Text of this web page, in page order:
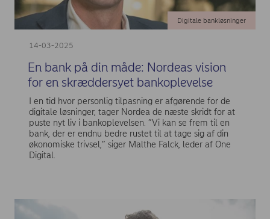
14-03-2025
Digitale bankløsninger
En bank på din måde: Nordeas vision
for en skræddersyet bankoplevelse
I en tid hvor personlig tilpasning er afgørende for de
digitale løsninger, tager Nordea de næste skridt for at
puste nyt liv i bankoplevelsen. ”Vi kan se frem til en
bank, der er endnu bedre rustet til at tage sig af din
økonomiske trivsel,” siger Malthe Falck, leder af One
Digital.